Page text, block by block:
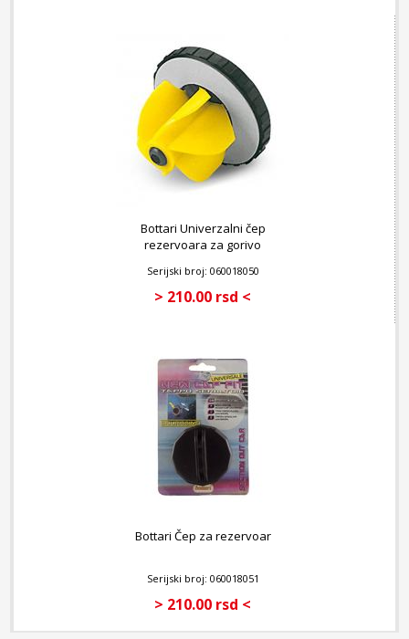
Bottari Univerzalni čep
rezervoara za gorivo
Serijski broj: 060018050
> 210.00 rsd <
Bottari Čep za rezervoar
Serijski broj: 060018051
> 210.00 rsd <